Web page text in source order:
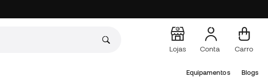
Lojas Conta Carro
Equipamentos Blogs